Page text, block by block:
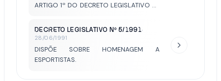
ARTIGO 1º DO DECRETO LEGISLATIVO Nº
DECRETO LEGISLATIVO Nº 5/1991·
28/06/1991
DISPÕE SOBRE HOMENAGEM A
ESPORTISTAS.